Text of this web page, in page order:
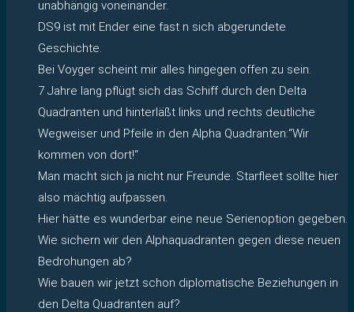
unabhängig voneinander.
DS9 ist mit Ender eine fast n sich abgerundete
Geschichte.
Bei Voyger scheint mir alles hingegen offen zu sein.
7 Jahre lang pflügt sich das Schiff durch den Delta
Quadranten und hinterläßt links und rechts deutliche
Wegweiser und Pfeile in den Alpha Quadranten:“Wir
kommen von dort!“
Man macht sich ja nicht nur Freunde. Starfleet sollte hier
also mächtig aufpassen.
Hier hätte es wunderbar eine neue Serienoption gegeben.
Wie sichern wir den Alphaquadranten gegen diese neuen
Bedrohungen ab?
Wie bauen wir jetzt schon diplomatische Beziehungen in
den Delta Quadranten auf?